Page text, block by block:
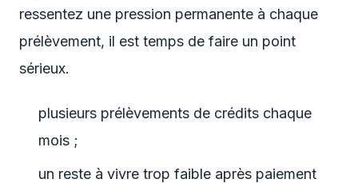
ressentez une pression permanente à chaque
prélèvement, il est temps de faire un point
sérieux.
plusieurs prélèvements de crédits chaque
mois ;
un reste à vivre trop faible après paiement